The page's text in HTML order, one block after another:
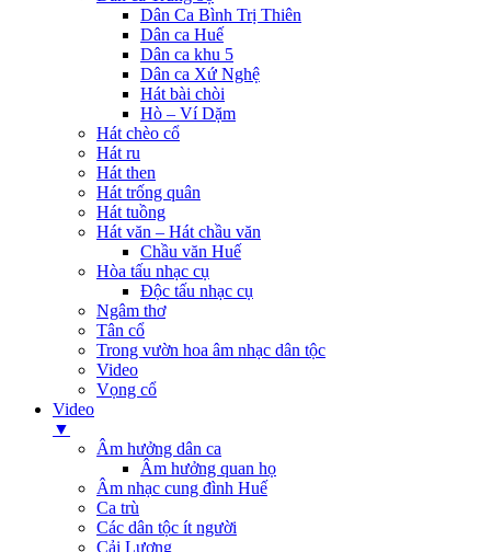
Dân Ca Bình Trị Thiên
Dân ca Huế
Dân ca khu 5
Dân ca Xứ Nghệ
Hát bài chòi
Hò – Ví Dặm
Hát chèo cổ
Hát ru
Hát then
Hát trống quân
Hát tuồng
Hát văn – Hát chầu văn
Chầu văn Huế
Hòa tấu nhạc cụ
Độc tấu nhạc cụ
Ngâm thơ
Tân cổ
Trong vườn hoa âm nhạc dân tộc
Video
Vọng cổ
Video
▼
Âm hưởng dân ca
Âm hưởng quan họ
Âm nhạc cung đình Huế
Ca trù
Các dân tộc ít người
Cải Lương